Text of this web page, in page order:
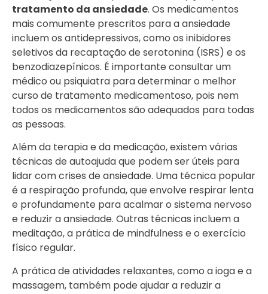
tratamento da ansiedade. Os medicamentos
mais comumente prescritos para a ansiedade
incluem os antidepressivos, como os inibidores
seletivos da recaptação de serotonina (ISRS) e os
benzodiazepínicos. É importante consultar um
médico ou psiquiatra para determinar o melhor
curso de tratamento medicamentoso, pois nem
todos os medicamentos são adequados para todas
as pessoas.
Além da terapia e da medicação, existem várias
técnicas de autoajuda que podem ser úteis para
lidar com crises de ansiedade. Uma técnica popular
é a respiração profunda, que envolve respirar lenta
e profundamente para acalmar o sistema nervoso
e reduzir a ansiedade. Outras técnicas incluem a
meditação, a prática de mindfulness e o exercício
físico regular.
A prática de atividades relaxantes, como a ioga e a
massagem, também pode ajudar a reduzir a